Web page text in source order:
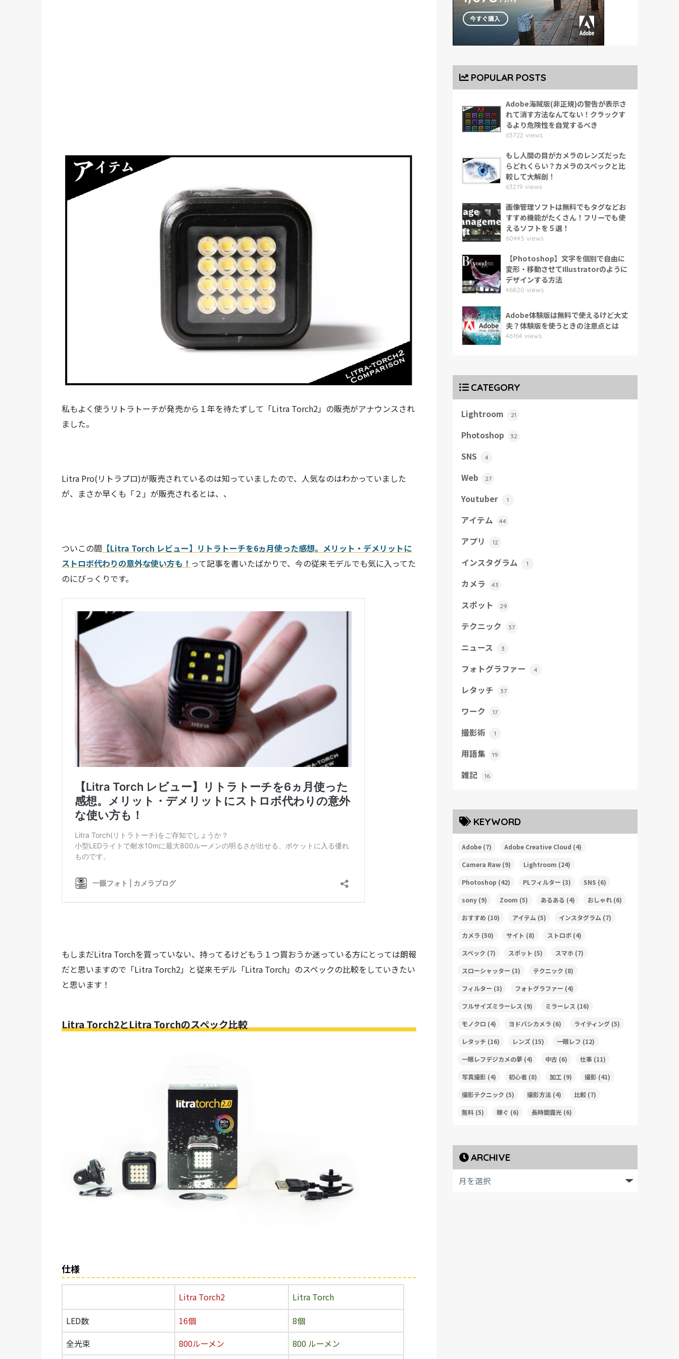
私もよく使うリトラトーチが発売から１年を待たずして「Litra Torch2」の販売がアナウンスされ
ました。
Litra Pro(リトラプロ)が販売されているのは知っていましたので、人気なのはわかっていました
が、まさか早くも「２」が販売されるとは、、
ついこの間 【Litra Torch レビュー】リトラトーチを6ヵ月使った感想。メリット・デメリットに
ストロボ代わりの意外な使い方も！ って記事を書いたばかりで、今の従来モデルでも気に入ってた
のにびっくりです。
もしまだLitra Torchを買っていない、持ってるけどもう１つ買おうか迷っている方にとっては朗報
だと思いますので「Litra Torch2」と従来モデル「Litra Torch」のスペックの比較をしていきたい
と思います！
Litra Torch2とLitra Torchのスペック比較
仕様
Litra Torch2
Litra Torch
LED数
16個
8個
全光束
800ルーメン 800 ルーメン
POPULAR POSTS
Adobe海賊版(非正規)の警告が表示さ
れて消す方法なんてない！クラックす
るより危険性を自覚するべき
63722 views
もし人間の目がカメラのレンズだった
らどれくらい？カメラのスペックと比
較して大解剖！
63219 views
画像管理ソフトは無料でもタグなどお
すすめ機能がたくさん！フリーでも使
えるソフトを５選！
60445 views
【Photoshop】文字を個別で自由に
変形・移動させてIllustratorのように
デザインする方法
46820 views
Adobe体験版は無料で使えるけど大丈
夫？体験版を使うときの注意点とは
46164 views
CATEGORY
Lightroom 21
Photoshop 32
SNS 4
Web 27
Youtuber 1
アイテム 44
アプリ 12
インスタグラム 1
カメラ 43
スポット 29
テクニック 37
ニュース 3
フォトグラファー 4
レタッチ 37
ワーク 17
撮影術 1
用語集 19
雑記 16
KEYWORD
Adobe (7) Adobe Creative Cloud (4)
Camera Raw (9) Lightroom (24)
Photoshop (42) PLフィルター (3) SNS (6)
sony (9) Zoom (5) あるある (4) おしゃれ (6)
おすすめ (10) アイテム (5) インスタグラム (7)
カメラ (50) サイト (8) ストロボ (4)
スペック (7) スポット (5) スマホ (7)
スローシャッター (3) テクニック (8)
フィルター (3) フォトグラファー (4)
フルサイズミラーレス (9) ミラーレス (16)
モノクロ (4) ヨドバシカメラ (6) ライティング (5)
レタッチ (16) レンズ (15) 一眼レフ (12)
一眼レフデジカメの夢 (4) 中古 (6) 仕事 (11)
写真撮影 (4) 初心者 (8) 加工 (9) 撮影 (41)
撮影テクニック (5) 撮影方法 (4) 比較 (7)
無料 (5) 稼ぐ (6) 長時間露光 (6)
ARCHIVE